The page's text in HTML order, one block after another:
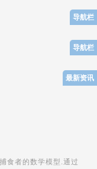
导航栏
导航栏
最新资讯
食者的数学模型.通过